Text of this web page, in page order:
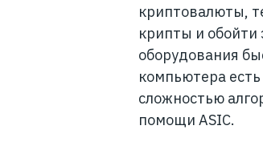
криптовалюты,
крипты и
оборудования
компьютера
сложностью
помощи ASIC.